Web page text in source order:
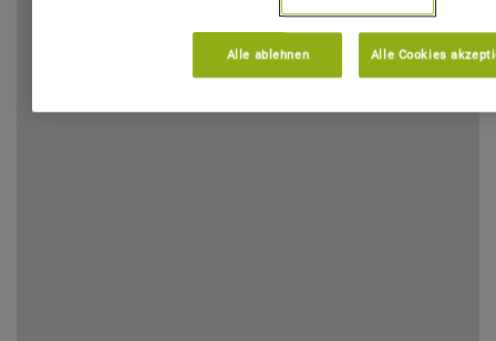
Alle ablehnen Alle Cookies